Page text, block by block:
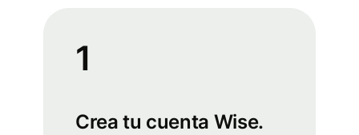
1
Crea tu cuenta Wise.